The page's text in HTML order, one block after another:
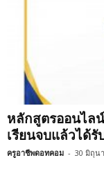
หลักสูตรออนไล
เรียนจบแล้วได้
ครูอาชีพดอทคอม - 30 มิถุน